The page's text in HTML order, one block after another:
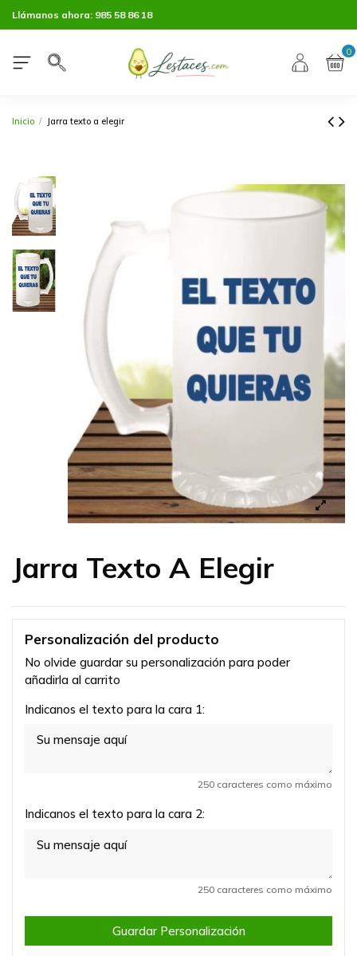
Llámanos ahora: 985 58 86 18
0
Inicio Jarra texto a elegir
Jarra Texto A Elegir
Personalización del producto
No olvide guardar su personalización para poder
añadirla al carrito
Indicanos el texto para la cara 1:
250 caracteres como máximo
Indicanos el texto para la cara 2:
250 caracteres como máximo
Guardar Personalización